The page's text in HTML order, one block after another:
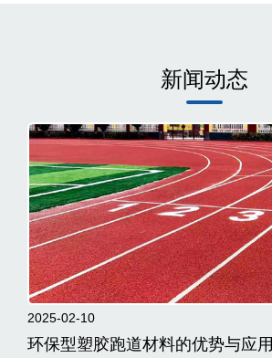
新闻动态
2025-02-10
环保型塑胶跑道材料的优势与应用